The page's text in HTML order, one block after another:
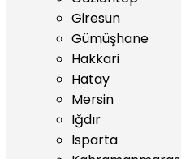
Giresun
Gümüşhane
Hakkari
Hatay
Mersin
Iğdır
Isparta